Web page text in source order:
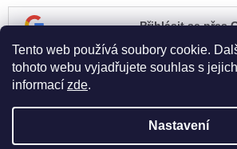
Tento web používá soubory cookie.
tohoto webu vyjadřujete souhlas s
informací zde.
Nastavení
Přihlásit se přes
Přihlásit se přes
Vytvořil Shoptet